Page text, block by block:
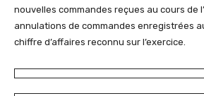
nouvelles commandes reçues au cours de
annulations de commandes enregistrées
chiffre d’affaires reconnu sur l’exercice.